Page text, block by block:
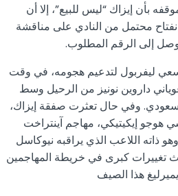
بأن إيزاك “ليس للبيع”، إلا أن
محتمل من النادي على مناقشة
إلى الرقم المطلوب.
ليفربول لتدعيم هجومه، في وقت
داروين نونيز من الرحيل وسط
وفي حال تعثرت صفقة إيزاك،
هوجو إيكيتيكي، مهاجم آينتراخت
ذاته اللاعب الذي يراقبه نيوكاسل
تغييرات كبرى في خريطة المهاجمين
هذا الصيف